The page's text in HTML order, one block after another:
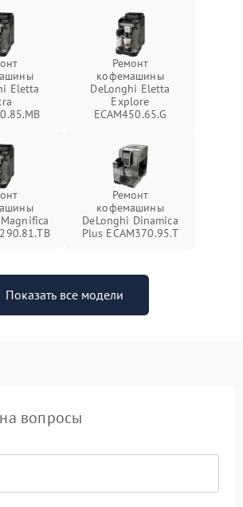
Eletta
Ремонт
кофемашины
DeLonghi Eletta
Explore
ECAM450.65.G
Ремонт
кофемашины
DeLonghi Dinamica
Plus ECAM370.95.T
Показать все модели
вопросы